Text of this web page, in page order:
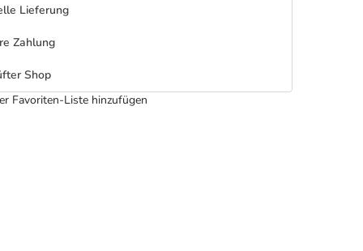
Lieferung
Zahlung
Shop
Favoriten-Liste hinzufügen